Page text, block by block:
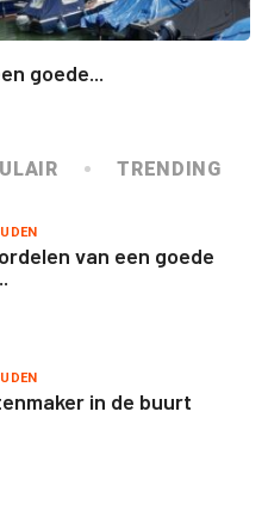
goede...
TRENDING
van een goede
in de buurt